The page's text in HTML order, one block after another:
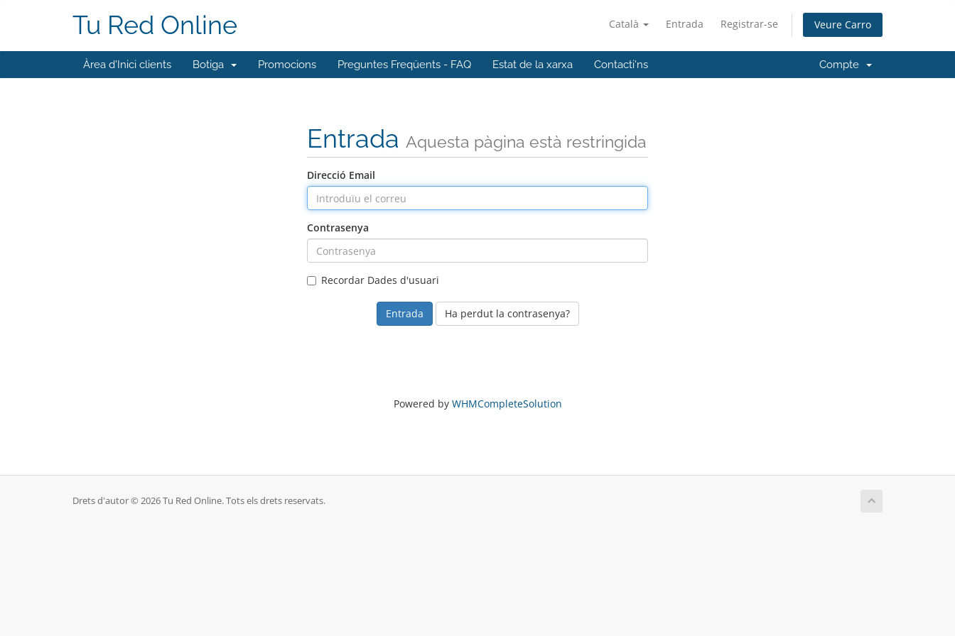
Català Entrada Registrar-se Veure Carro
Tu Red Online
Àrea d'Inici clients Botiga Promocions Preguntes Freqüents - FAQ Estat de la xarxa Contacti'ns Compte
Entrada Aquesta pàgina està restringida
Direcció Email
Contrasenya
Recordar Dades d'usuari
Ha perdut la contrasenya?
Powered by WHMCompleteSolution
Drets d'autor © 2026 Tu Red Online. Tots els drets reservats.